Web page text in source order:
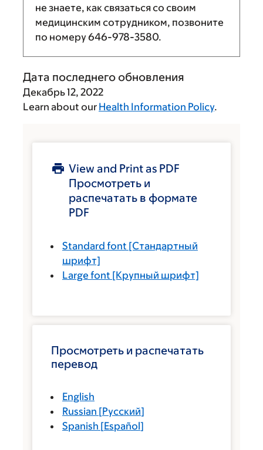
не знаете, как связаться со своим
медицинским сотрудником, позвоните
по номеру646-978-3580.
Дата последнего обновления
Декабрь 12, 2022
Learn about our Health Information Policy.
View and Print as PDF
Просмотреть и
распечатать в формате
PDF
Standard font [Стандартный
шрифт]
Large font [Крупный шрифт]
Просмотреть и распечатать
перевод
English
Russian [Русский]
Spanish [Español]